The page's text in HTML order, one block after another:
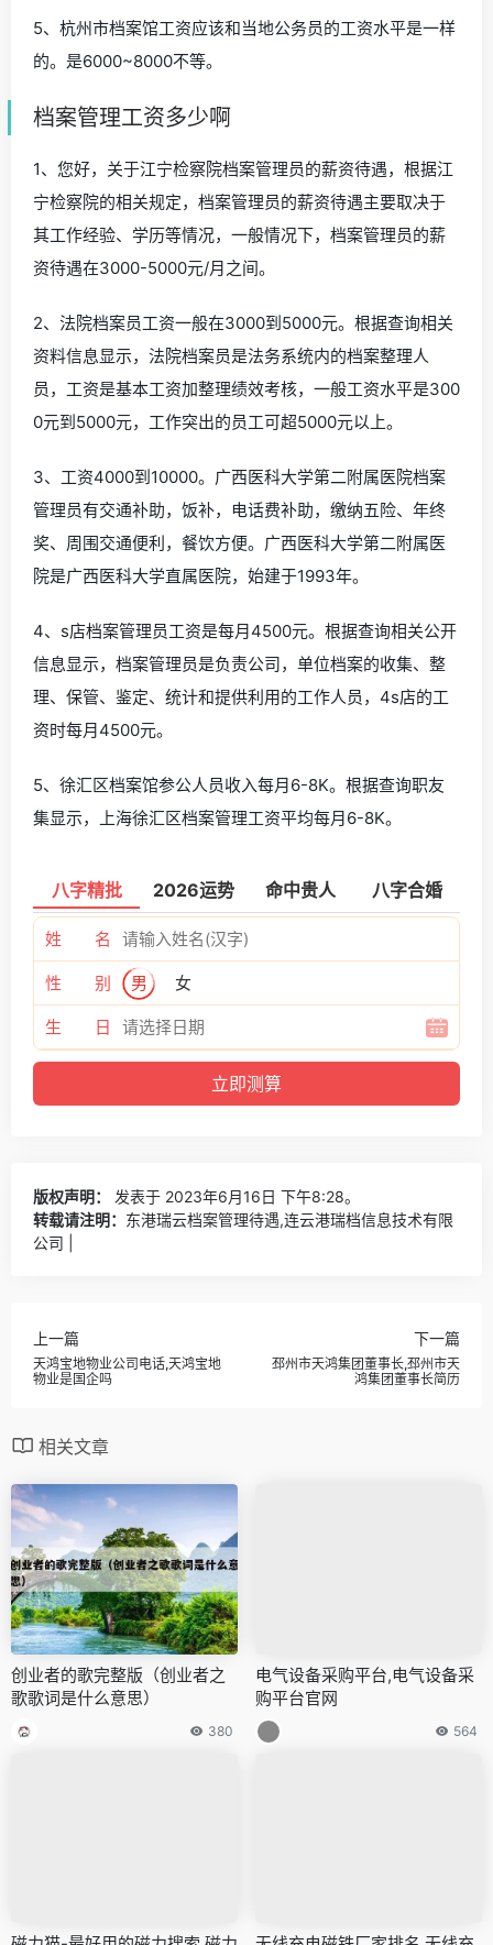
5、杭州市档案馆工资应该和当地公务员的工资水平是一样
的。是6000~8000不等。
档案管理工资多少啊
1、您好，关于江宁检察院档案管理员的薪资待遇，根据江
宁检察院的相关规定，档案管理员的薪资待遇主要取决于
其工作经验、学历等情况，一般情况下，档案管理员的薪
资待遇在3000-5000元/月之间。
2、法院档案员工资一般在3000到5000元。根据查询相关
资料信息显示，法院档案员是法务系统内的档案整理人
员，工资是基本工资加整理绩效考核，一般工资水平是300
0元到5000元，工作突出的员工可超5000元以上。
3、工资4000到10000。广西医科大学第二附属医院档案
管理员有交通补助，饭补，电话费补助，缴纳五险、年终
奖、周围交通便利，餐饮方便。广西医科大学第二附属医
院是广西医科大学直属医院，始建于1993年。
4、s店档案管理员工资是每月4500元。根据查询相关公开
信息显示，档案管理员是负责公司，单位档案的收集、整
理、保管、鉴定、统计和提供利用的工作人员，4s店的工
资时每月4500元。
5、徐汇区档案馆参公人员收入每月6-8K。根据查询职友
集显示，上海徐汇区档案管理工资平均每月6-8K。
八字精批 2026运势 命中贵人 八字合婚
姓 名
性 别 男 女
生 日
版权声明：
发表于 2023年6月16日 下午8:28。
转载请注明： 东港瑞云档案管理待遇,连云港瑞档信息技术有限
公司 |
上一篇
天鸿宝地物业公司电话,天鸿宝地
物业是国企吗
下一篇
邳州市天鸿集团董事长,邳州市天
鸿集团董事长简历
相关文章
创业者的歌完整版（创业者之
歌歌词是什么意思）
380
电气设备采购平台,电气设备采
购平台官网
564